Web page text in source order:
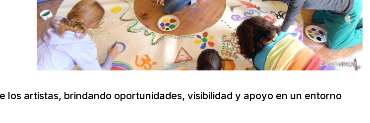
artistas, brindando oportunidades, visibilidad y apoyo en un entorno